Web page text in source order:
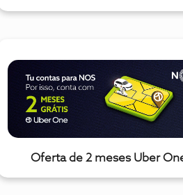
Oferta de 2 meses Uber